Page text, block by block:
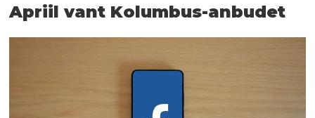
Apriil vant Kolumbus-anbudet